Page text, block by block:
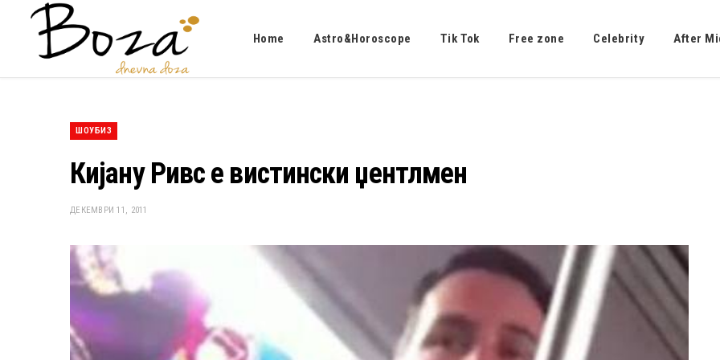
Home Astro&Horoscope Tik Tok Free zone Celebrity After
ШОУБИЗ
Кијану Ривс е вистински џентлмен
ДЕКЕМВРИ 11, 2011